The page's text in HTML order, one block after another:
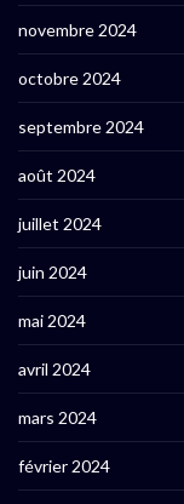
novembre 2024
octobre 2024
septembre 2024
août 2024
juillet 2024
juin 2024
mai 2024
avril 2024
mars 2024
février 2024